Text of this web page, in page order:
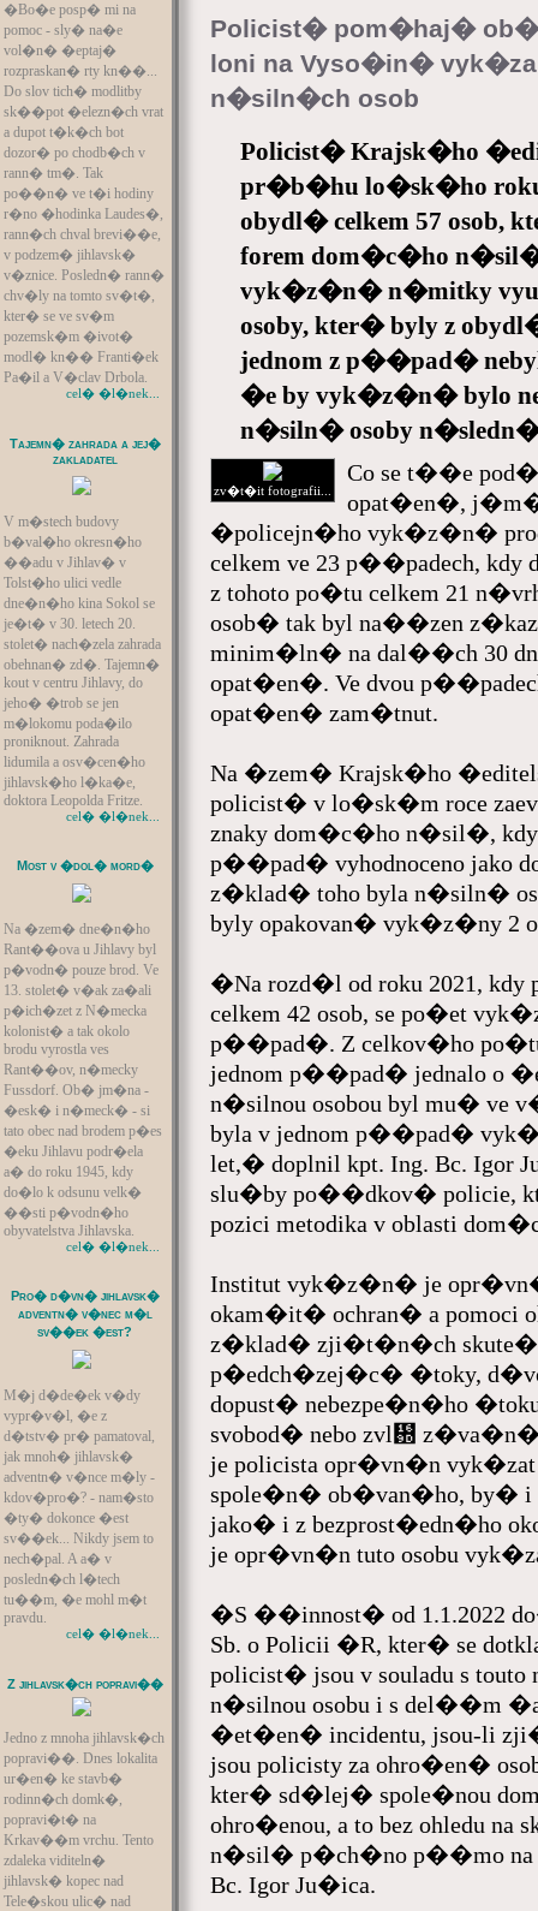
�Bo�e posp� mi na
pomoc - sly� na�e
vol�n� �eptaj�
rozpraskan� rty kn��...
Do slov tich� modlitby
sk��pot �elezn�ch vrat
a dupot t�k�ch bot
dozor� po chodb�ch v
rann� tm�. Tak
po��n� ve t�i hodiny
r�no �hodinka Laudes�,
rann�ch chval brevi��e,
v podzem� jihlavsk�
v�znice. Posledn� rann�
chv�ly na tomto sv�t�,
kter� se ve sv�m
pozemsk�m �ivot�
modl� kn�� Franti�ek
Pa�il a V�clav Drbola.
cel� �l�nek...
Tajemn� zahrada a jej�
zakladatel
V m�stech budovy
b�val�ho okresn�ho
��adu v Jihlav� v
Tolst�ho ulici vedle
dne�n�ho kina Sokol se
je�t� v 30. letech 20.
stolet� nach�zela zahrada
obehnan� zd�. Tajemn�
kout v centru Jihlavy, do
jeho� �trob se jen
m�lokomu poda�ilo
proniknout. Zahrada
lidumila a osv�cen�ho
jihlavsk�ho l�ka�e,
doktora Leopolda Fritze.
cel� �l�nek...
Most v �dol� mord�
Na �zem� dne�n�ho
Rant��ova u Jihlavy byl
p�vodn� pouze brod. Ve
13. stolet� v�ak za�ali
p�ich�zet z N�mecka
kolonist� a tak okolo
brodu vyrostla ves
Rant��ov, n�mecky
Fussdorf. Ob� jm�na -
�esk� i n�meck� - si
tato obec nad brodem p�es
�eku Jihlavu podr�ela
a� do roku 1945, kdy
do�lo k odsunu velk�
��sti p�vodn�ho
obyvatelstva Jihlavska.
cel� �l�nek...
Pro� d�vn� jihlavsk�
adventn� v�nec m�l
sv��ek �est?
M�j d�de�ek v�dy
vypr�v�l, �e z
d�tstv� pr� pamatoval,
jak mnoh� jihlavsk�
adventn� v�nce m�ly -
kdov�pro�? - nam�sto
�ty� dokonce �est
sv��ek... Nikdy jsem to
nech�pal. A a� v
posledn�ch l�tech
tu��m, �e mohl m�t
pravdu.
cel� �l�nek...
Z jihlavsk�ch popravi��
Jedno z mnoha jihlavsk�ch
popravi��. Dnes lokalita
ur�en� ke stavb�
rodinn�ch domk�,
popravi�t� na
Krkav��m vrchu. Tento
zdaleka viditeln�
jihlavsk� kopec nad
Tele�skou ulic� nad
Policist� pom�haj�
loni na Vyso�in�
n�siln�ch osob
Policist� Krajsk�ho
pr�b�hu lo�sk�ho
obydl� celkem 57
forem dom�c�ho
vyk�z�n� n�mitky
osoby, kter� byly z
jednom z p��pad�
�e by vyk�z�n� bylo
n�siln� osoby
zv�t�it fotografii...
Co se t��e
opat�en�, j�m�
�policejn�ho vyk�z�n�
celkem ve 23 p��padech,
z tohoto po�tu celkem 21
osob� tak byl na��zen
minim�ln� na dal��ch 30
opat�en�. Ve dvou
opat�en� zam�tnut.
Na �zem� Krajsk�ho
policist� v lo�sk�m roce
znaky dom�c�ho n�sil�,
p��pad� vyhodnoceno jako
z�klad� toho byla n�siln�
byly opakovan� vyk�z�ny 2
�Na rozd�l od roku 2021,
celkem 42 osob, se po�et
p��pad�. Z celkov�ho po�tu
jednom p��pad� jednalo o
n�silnou osobou byl mu� ve
byla v jednom p��pad�
let,� doplnil kpt. Ing. Bc. Igor
slu�by po��dkov� policie,
pozici metodika v oblasti
Institut vyk�z�n� je
okam�it� ochran� a pomoci
z�klad� zji�t�n�ch
p�edch�zej�c� �toky,
dopust� nebezpe�n�ho
svobod� nebo zvl᚝
je policista opr�vn�n vyk�zat
spole�n� ob�van�ho, by� i
jako� i z bezprost�edn�ho
je opr�vn�n tuto osobu
�S ��innost� od 1.1.2022
Sb. o Policii �R, kter� se
policist� jsou v souladu s
n�silnou osobu i s del��m
�et�en� incidentu, jsou-li
jsou policisty za ohro�en�
kter� sd�lej� spole�nou
ohro�enou, a to bez ohledu
n�sil� p�ch�no p��mo na
Bc. Igor Ju�ica.